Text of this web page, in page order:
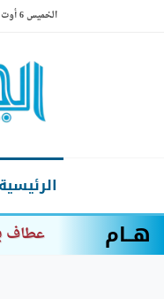
الخميس 6 أوت 2026 | 23 صفر 1448
الرئيسية
هــام ق